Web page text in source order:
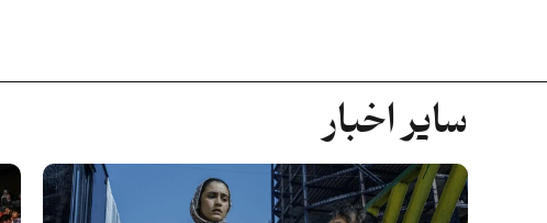
سایر اخبار